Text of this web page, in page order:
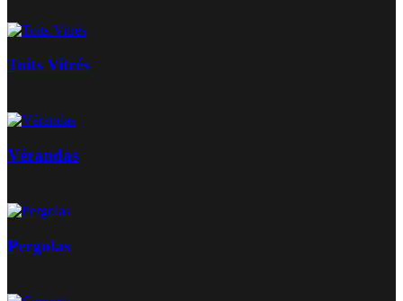
Toits Vitrés
Vérandas
Pergolas